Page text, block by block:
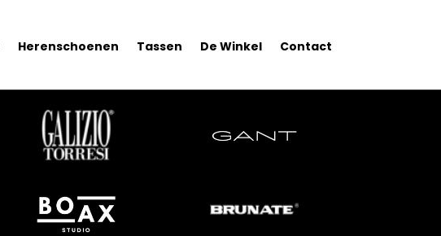
Herenschoenen Tassen De Winkel Contact